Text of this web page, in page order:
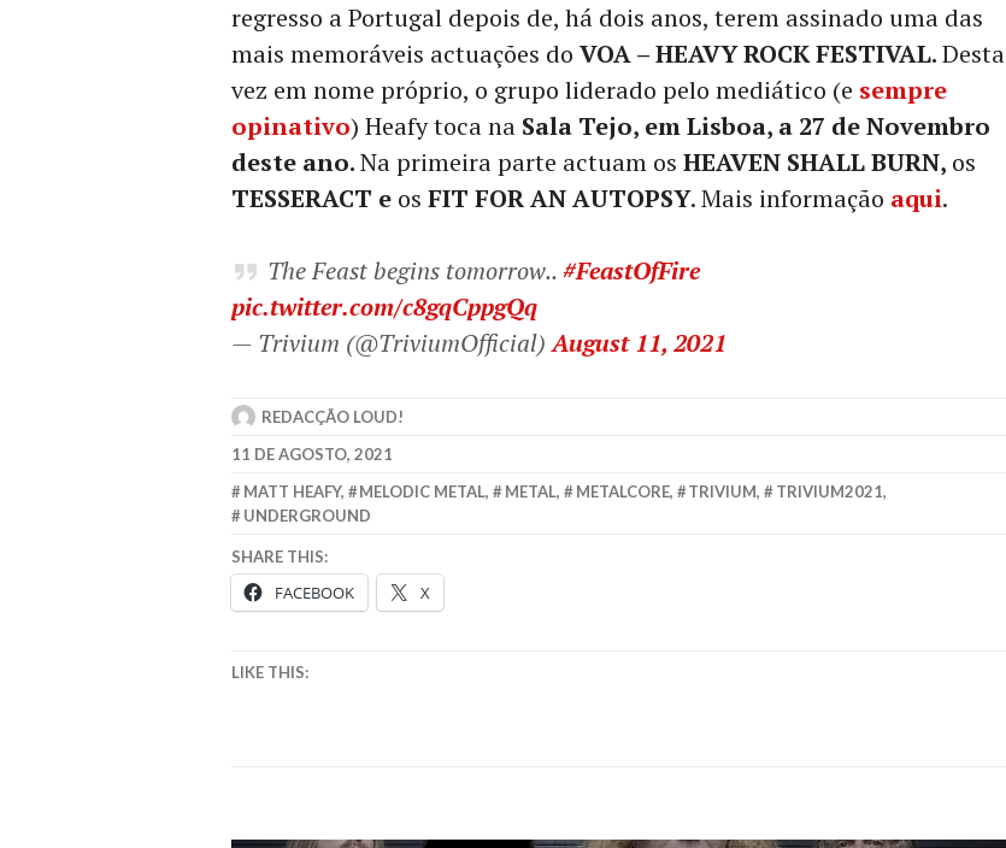
regresso a Portugal depois de, há dois anos, terem assinado uma das
mais memoráveis actuações do VOA – HEAVY ROCK FESTIVAL.Desta
vez em nome próprio, o grupo liderado pelo mediático (e sempre
opinativo) Heafy toca na Sala Tejo, em Lisboa, a 27 de Novembro
deste ano.Na primeira parte actuam os HEAVEN SHALL BURN, os
TESSERACT e os FIT FOR AN AUTOPSY. Mais informação aqui.
The Feast begins tomorrow..#FeastOfFire
pic.twitter.com/c8gqCppgQq
— Trivium (@TriviumOfficial)August 11, 2021
REDACÇÃO LOUD!
11 DE AGOSTO, 2021
MATT HEAFY, MELODIC METAL, METAL, METALCORE, TRIVIUM, TRIVIUM2021,
UNDERGROUND
SHARE THIS:
FACEBOOK X
LIKE THIS: